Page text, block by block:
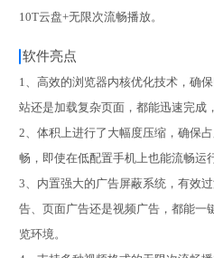
10T云盘+无限次流畅播放。
软件亮点
1、高效的浏览器内核优化技术，确
站还是加载复杂页面，都能迅速完成
2、体积上进行了大幅度压缩，确保
畅，即使在低配置手机上也能流畅运
3、内置强大的广告屏蔽系统，有效
告、页面广告还是视频广告，都能一
览环境。